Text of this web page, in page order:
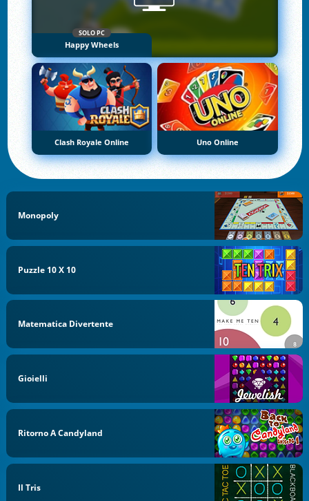
SOLO PC
Happy Wheels
Clash Royale Online Uno Online
Monopoly
Puzzle 10 X 10
Matematica Divertente
Gioielli
Ritorno A Candyland
Il Tris